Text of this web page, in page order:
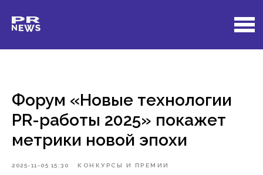
Форум «Новые технологии
PR-работы 2025» покажет
метрики новой эпохи
2025-11-05 15:30 КОНКУРСЫ И ПРЕМИИ